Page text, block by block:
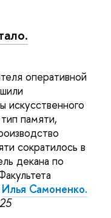
оперативной
искусственного
памяти,
сократилось в
декана по
Илья Самоненко.